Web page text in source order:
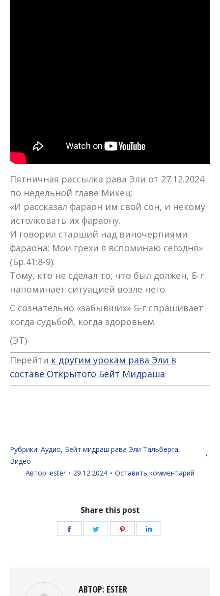
Пятничная рассылка рава Эли от 27.12.2024
по недельной главе Микец:
«И рассказал фараон им свой сон, и некому
истолковать их фараону.
И говорил старший над виночерпиями
фараона: Мои грехи я вспоминаю сегодня»
(Бр.41:8-9).
Тому, кто не сделал то, что был должен, Б-г
напоминает ситуацией возле него.
С сознательно «забывших» Б-г спрашивает
когда судьбой, когда здоровьем.
(ЭТ)
Перейти к другим урокам рава Эли в
составе Открытого Бейт Мидраша
Рубрики: Аудио, Бейт мидраш рава Эли Тальберга,
Видео
Автор: ester 29.12.2024 Оставить комментарий
Share this post
ПоделитьсяПоделитьсяПоделиться
АВТОР: ESTER